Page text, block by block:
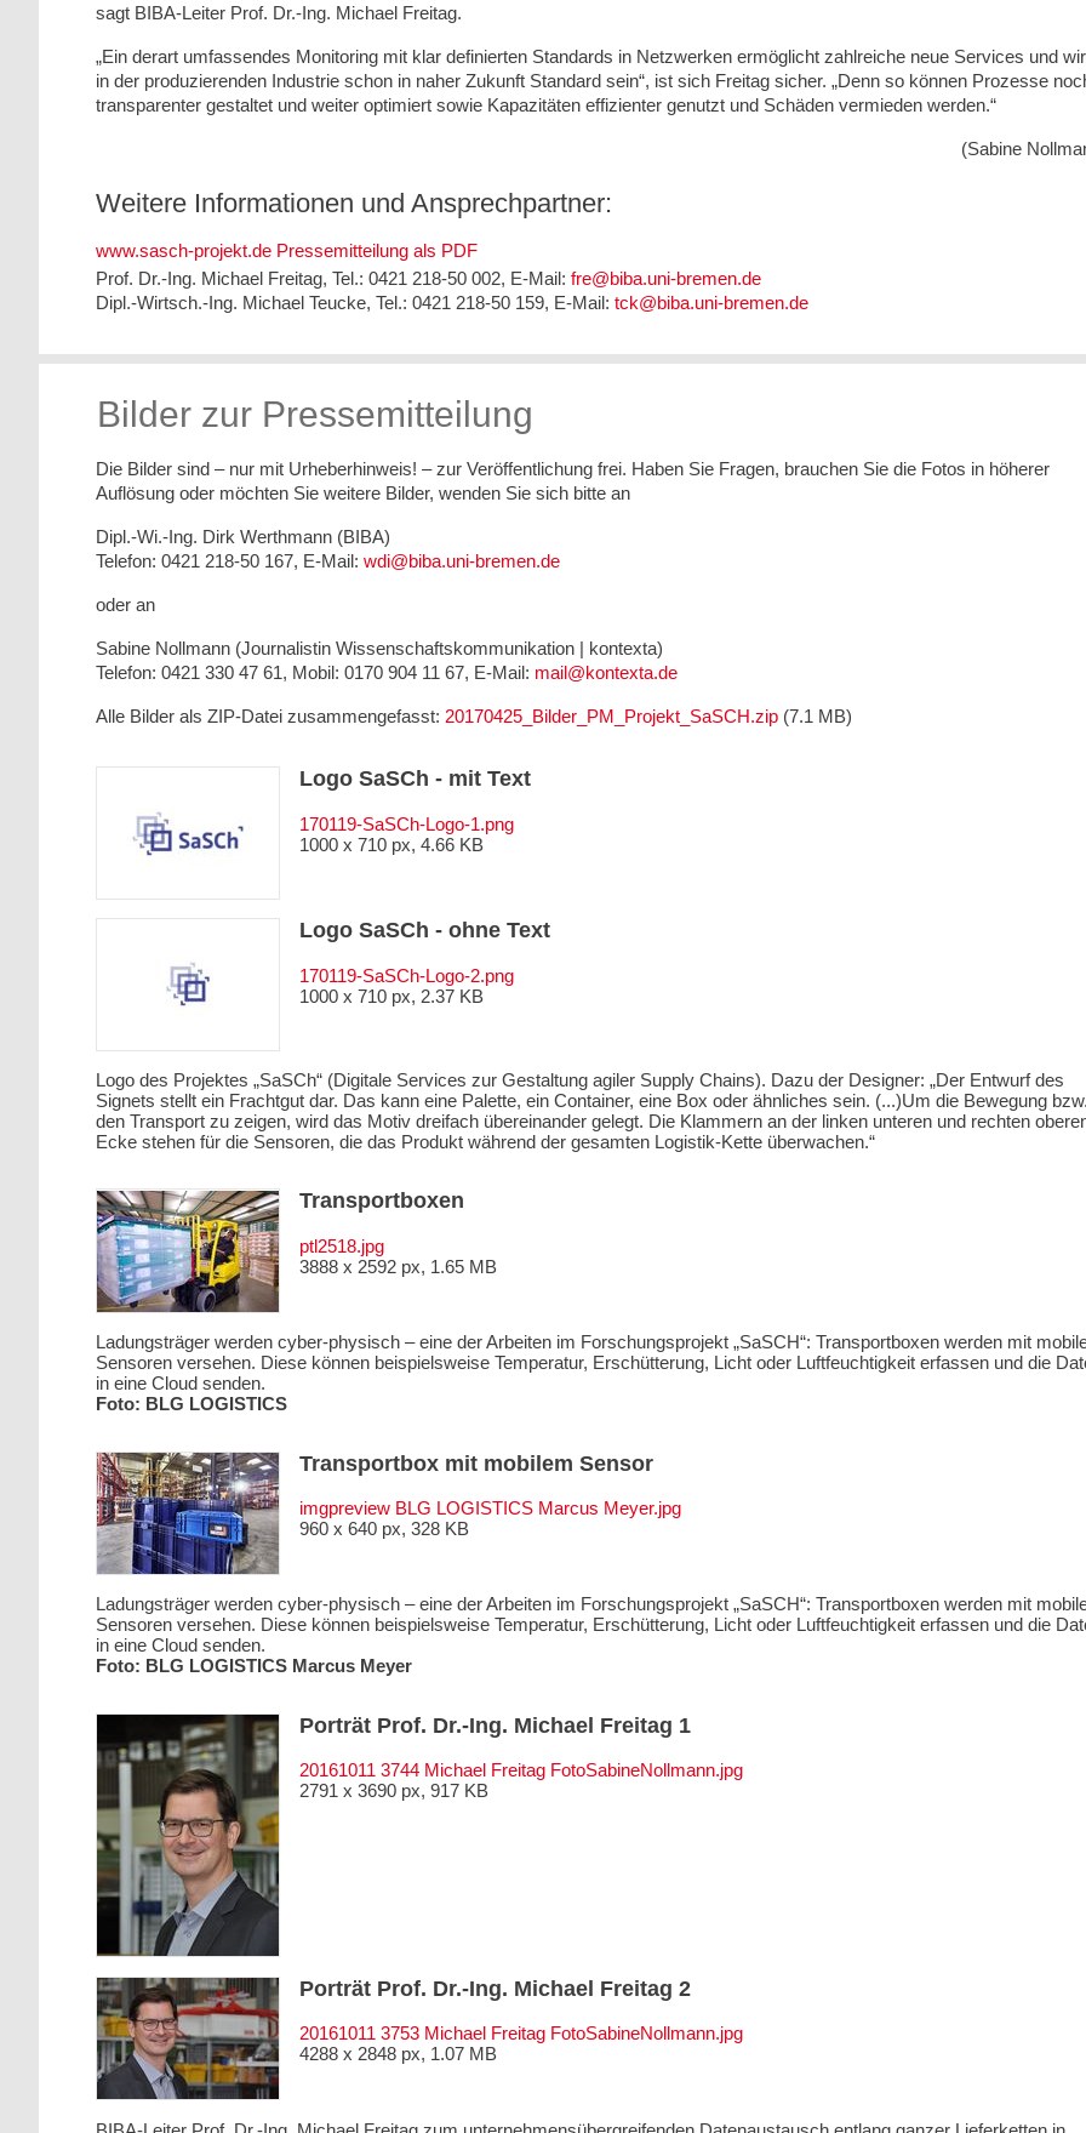
sagt BIBA-Leiter Prof. Dr.-Ing. Michael Freitag.
„Ein derart umfassendes Monitoring mit klar definierten Standards in Netzwerken ermöglicht zahlreiche neue Services und
in der produzierenden Industrie schon in naher Zukunft Standard sein“, ist sich Freitag sicher. „Denn so können Prozesse
transparenter gestaltet und weiter optimiert sowie Kapazitäten effizienter genutzt und Schäden vermieden werden.“
(Sabine
Weitere Informationen und Ansprechpartner:
www.sasch-projekt.de Pressemitteilung als PDF
Prof. Dr.-Ing. Michael Freitag, Tel.: 0421 218-50 002, E-Mail: fre@biba.uni-bremen.de
Dipl.-Wirtsch.-Ing. Michael Teucke, Tel.: 0421 218-50 159, E-Mail: tck@biba.uni-bremen.de
Bilder zur Pressemitteilung
Die Bilder sind – nur mit Urheberhinweis! – zur Veröffentlichung frei. Haben Sie Fragen, brauchen Sie die Fotos in höherer
Auflösung oder möchten Sie weitere Bilder, wenden Sie sich bitte an
Dipl.-Wi.-Ing. Dirk Werthmann (BIBA)
Telefon: 0421 218-50 167, E-Mail: wdi@biba.uni-bremen.de
oder an
Sabine Nollmann (Journalistin Wissenschaftskommunikation | kontexta)
Telefon: 0421 330 47 61, Mobil: 0170 904 11 67, E-Mail: mail@kontexta.de
Alle Bilder als ZIP-Datei zusammengefasst: 20170425_Bilder_PM_Projekt_SaSCH.zip(7.1 MB)
Logo SaSCh - mit Text
170119-SaSCh-Logo-1.png
1000 x 710 px, 4.66 KB
Logo SaSCh - ohne Text
170119-SaSCh-Logo-2.png
1000 x 710 px, 2.37 KB
Logo des Projektes „SaSCh“ (Digitale Services zur Gestaltung agiler Supply Chains). Dazu der Designer: „Der Entwurf des
Signets stellt ein Frachtgut dar. Das kann eine Palette, ein Container, eine Box oder ähnliches sein. (...)Um die Bewegung bzw.
den Transport zu zeigen, wird das Motiv dreifach übereinander gelegt. Die Klammern an der linken unteren und rechten
Ecke stehen für die Sensoren, die das Produkt während der gesamten Logistik-Kette überwachen.“
Transportboxen
ptl2518.jpg
3888 x 2592 px, 1.65 MB
Ladungsträger werden cyber-physisch – eine der Arbeiten im Forschungsprojekt „SaSCH“: Transportboxen werden mit
Sensoren versehen. Diese können beispielsweise Temperatur, Erschütterung, Licht oder Luftfeuchtigkeit erfassen und die
in eine Cloud senden.
Foto: BLG LOGISTICS
Transportbox mit mobilem Sensor
imgpreview BLG LOGISTICS Marcus Meyer.jpg
960 x 640 px, 328 KB
Ladungsträger werden cyber-physisch – eine der Arbeiten im Forschungsprojekt „SaSCH“: Transportboxen werden mit
Sensoren versehen. Diese können beispielsweise Temperatur, Erschütterung, Licht oder Luftfeuchtigkeit erfassen und die
in eine Cloud senden.
Foto: BLG LOGISTICS Marcus Meyer
Porträt Prof. Dr.-Ing. Michael Freitag 1
20161011 3744 Michael Freitag FotoSabineNollmann.jpg
2791 x 3690 px, 917 KB
Porträt Prof. Dr.-Ing. Michael Freitag 2
20161011 3753 Michael Freitag FotoSabineNollmann.jpg
4288 x 2848 px, 1.07 MB